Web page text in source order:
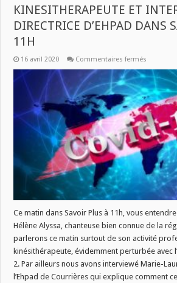
KINESITHERAPEUTE ET
DIRECTRICE D’EHPAD DANS
11H
16 avril 2020 Commentaires fermés
:
D’UNE
ET
D’UNE
D’EHPAD
DANS
SAVOIR
PLUS
11H
Ce matin dans Savoir Plus à 11h, vous
Hélène Alyssa, chanteuse bien connue de la
parlerons ce matin surtout de son activité
kinésithérapeute, évidemment perturbée avec
2. Par ailleurs nous avons interviewé Marie-
l’Ehpad de Courrières qui explique comment